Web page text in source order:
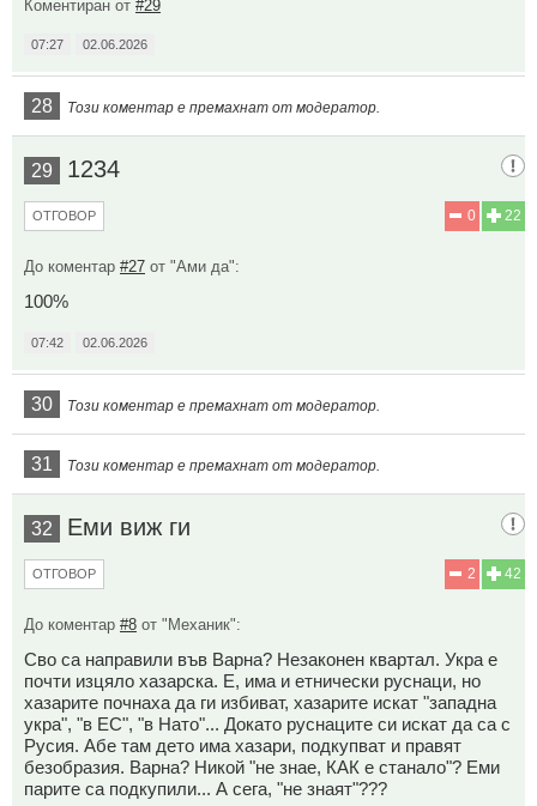
Коментиран от #29
07:27 02.06.2026
28 Този коментар е премахнат от модератор.
29 1234
22
0
ОТГОВОР
До коментар #27 от "Ами да":
100%
07:42 02.06.2026
30 Този коментар е премахнат от модератор.
31 Този коментар е премахнат от модератор.
32 Еми виж ги
42
2
ОТГОВОР
До коментар #8 от "Механик":
Сво са направили във Варна? Незаконен квартал. Укра е
почти изцяло хазарска. Е, има и етнически руснаци, но
хазарите почнаха да ги избиват, хазарите искат "западна
укра", "в ЕС", "в Нато"... Докато руснаците си искат да са с
Русия. Абе там дето има хазари, подкупват и правят
безобразия. Варна? Никой "не знае, КАК е станало"? Еми
парите са подкупили... А сега, "не знаят"???